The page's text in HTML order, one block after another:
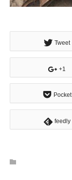
Tweet
+1
Pocket
feedly